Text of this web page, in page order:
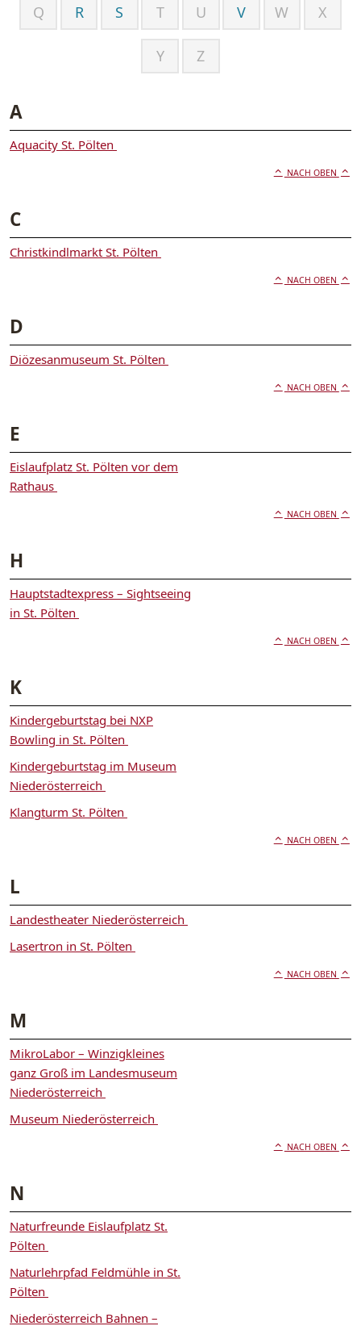
Q R S T U V W X
Y Z
A
Aquacity St. Pölten
NACH OBEN
C
Christkindlmarkt St. Pölten
NACH OBEN
D
Diözesanmuseum St. Pölten
NACH OBEN
E
Eislaufplatz St. Pölten vor dem
Rathaus
NACH OBEN
H
Hauptstadtexpress – Sightseeing
in St. Pölten
NACH OBEN
K
Kindergeburtstag bei NXP
Bowling in St. Pölten
Kindergeburtstag im Museum
Niederösterreich
Klangturm St. Pölten
NACH OBEN
L
Landestheater Niederösterreich
Lasertron in St. Pölten
NACH OBEN
M
MikroLabor – Winzigkleines
ganz Groß im Landesmuseum
Niederösterreich
Museum Niederösterreich
NACH OBEN
N
Naturfreunde Eislaufplatz St.
Pölten
Naturlehrpfad Feldmühle in St.
Pölten
Niederösterreich Bahnen –